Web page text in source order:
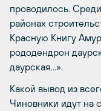
проводилось.
районах
Красную Книгу
рододендрон
даурская…».
Какой вывод из
Чиновники идут на